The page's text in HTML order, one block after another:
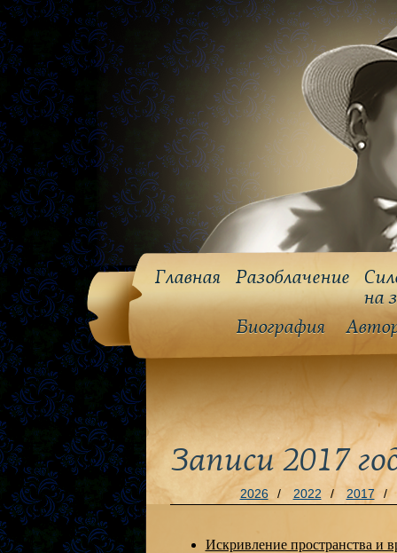
Главная Разоблачение
на
Биография
Записи 2017
2026 / 2022 / 2017 /
Искривление пространства